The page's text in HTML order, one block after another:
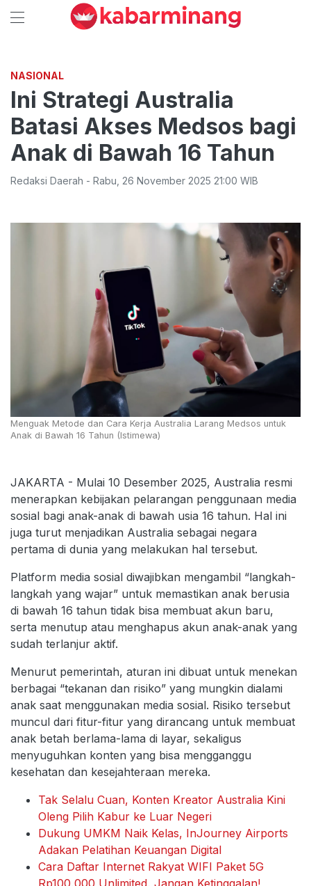
NASIONAL
Ini Strategi Australia
Batasi Akses Medsos bagi
Anak di Bawah 16 Tahun
Redaksi Daerah - Rabu 26 November 2025 21:00 WIB
Menguak Metode dan Cara Kerja Australia Larang Medsos untuk
Anak di Bawah 16 Tahun (Istimewa)
JAKARTA - Mulai 10 Desember 2025, Australia resmi
menerapkan kebijakan pelarangan penggunaan media
sosial bagi anak-anak di bawah usia 16 tahun. Hal ini
juga turut menjadikan Australia sebagai negara
pertama di dunia yang melakukan hal tersebut.
Platform media sosial diwajibkan mengambil “langkah-
langkah yang wajar” untuk memastikan anak berusia
di bawah 16 tahun tidak bisa membuat akun baru,
serta menutup atau menghapus akun anak-anak yang
sudah terlanjur aktif.
Menurut pemerintah, aturan ini dibuat untuk menekan
berbagai “tekanan dan risiko” yang mungkin dialami
anak saat menggunakan media sosial. Risiko tersebut
muncul dari fitur-fitur yang dirancang untuk membuat
anak betah berlama-lama di layar, sekaligus
menyuguhkan konten yang bisa mengganggu
kesehatan dan kesejahteraan mereka.
Tak Selalu Cuan, Konten Kreator Australia Kini
Oleng Pilih Kabur ke Luar Negeri
Dukung UMKM Naik Kelas, InJourney Airports
Adakan Pelatihan Keuangan Digital
Cara Daftar Internet Rakyat WIFI Paket 5G
Rp100,000 Unlimited, Jangan Ketinggalan!